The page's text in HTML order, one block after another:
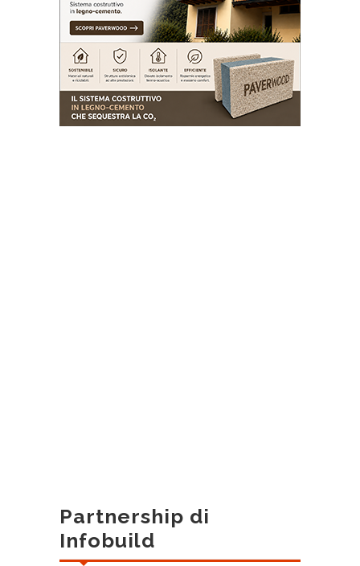
Partnership di
Infobuild